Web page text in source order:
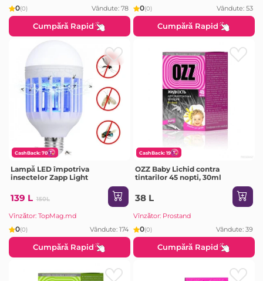
0(0) Vândute: 78
Cumpără Rapid
0(0) Vândute: 53
Cumpără Rapid
CashBack: 70
Lampă LED împotriva
insectelor Zapp Light
139 L 150L
Vînzător: TopMag.md
0(0) Vândute: 174
Cumpără Rapid
CashBack: 19
OZZ Baby Lichid contra
tintarilor 45 nopti, 30ml
38 L
Vînzător: Prostand
0(0) Vândute: 39
Cumpără Rapid